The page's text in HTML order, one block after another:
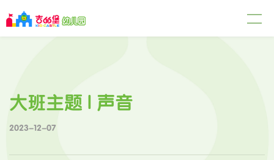
大班主题 | 声音
2023-12-07